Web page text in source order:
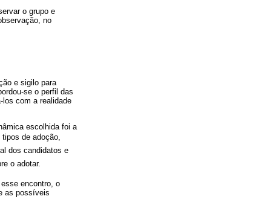
o grupo e
no
e sigilo para
se o perfil das
com a realidade
escolhida foi a
de adoção,
dos candidatos e
o adotar.
encontro, o
as possíveis